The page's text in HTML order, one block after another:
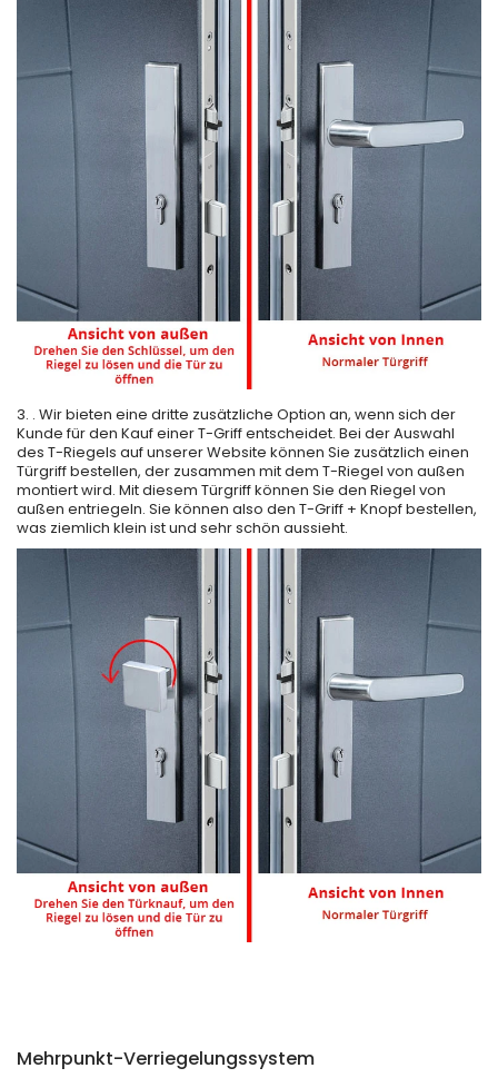
3. . Wir bieten eine dritte zusätzliche Option an, wenn sich der
Kunde für den Kauf einer T-Griff entscheidet. Bei der Auswahl
des T-Riegels auf unserer Website können Sie zusätzlich einen
Türgriff bestellen, der zusammen mit dem T-Riegel von außen
montiert wird. Mit diesem Türgriff können Sie den Riegel von
außen entriegeln. Sie können also den T-Griff + Knopf bestellen,
was ziemlich klein ist und sehr schön aussieht.
Mehrpunkt-Verriegelungssystem